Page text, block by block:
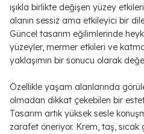
ışıkla birlikte değişen yüzey
alanın sessiz ama etkileyici bir
Güncel tasarım eğilimlerinde
yüzeyler, mermer etkileri ve
yaklaşımın bir sonucu olarak
Özellikle yaşam alanlarında
olmadan dikkat çekebilen bir
Tasarım artık yüksek sesle
zarafet öneriyor. Krem, taş,